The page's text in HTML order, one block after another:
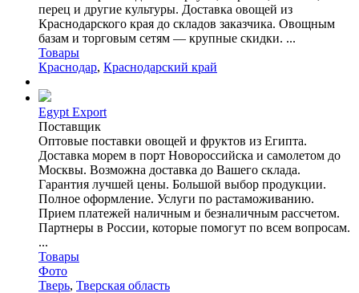
перец и другие культуры. Доставка овощей из
Краснодарского края до складов заказчика. Овощным
базам и торговым сетям — крупные скидки. ...
Товары
Краснодар, Краснодарский край
Egypt Export
Поставщик
Оптовые поставки овощей и фруктов из Египта.
Доставка морем в порт Новороссийска и самолетом до
Москвы. Возможна доставка до Вашего склада.
Гарантия лучшей цены. Большой выбор продукции.
Полное оформление. Услуги по растаможиванию.
Прием платежей наличным и безналичным рассчетом.
Партнеры в России, которые помогут по всем вопросам.
...
Товары
Фото
Тверь, Тверская область